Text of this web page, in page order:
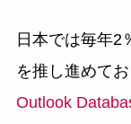
日本では毎年2
を推し進めて
Outlook